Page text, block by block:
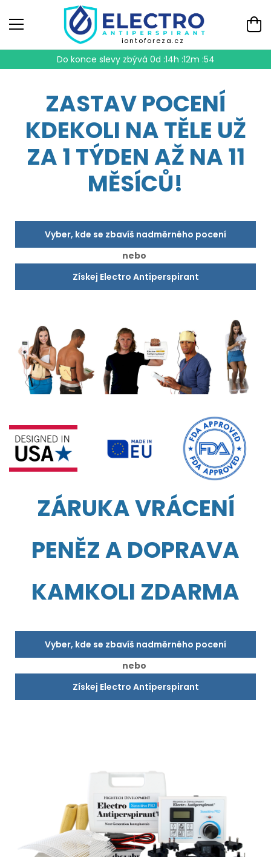
iontoforeza.cz
Do konce slevy zbývá0d :14h :12m :53
ZASTAV POCENÍ
KDEKOLI NA TĚLE UŽ
ZA 1 TÝDEN AŽ NA 11
MĚSÍCŮ!
Vyber, kde se zbavíš nadměrného pocení
nebo
Získej Electro Antiperspirant
ZÁRUKA VRÁCENÍ
PENĚZ A DOPRAVA
KAMKOLI ZDARMA
Vyber, kde se zbavíš nadměrného pocení
nebo
Získej Electro Antiperspirant